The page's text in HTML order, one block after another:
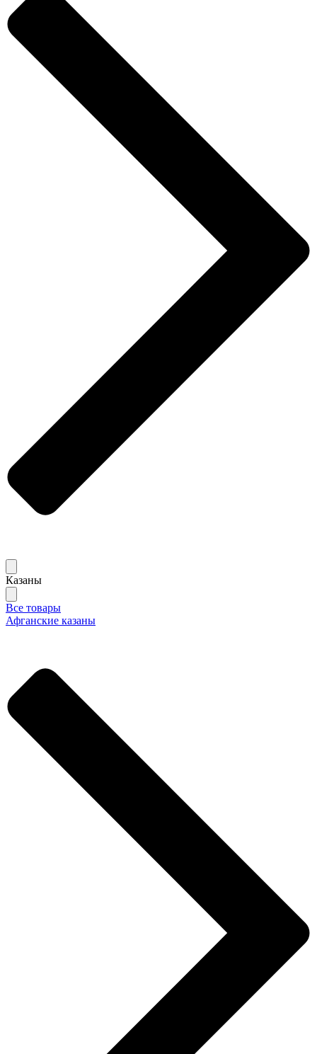
Казаны
Все товары
Афганские казаны